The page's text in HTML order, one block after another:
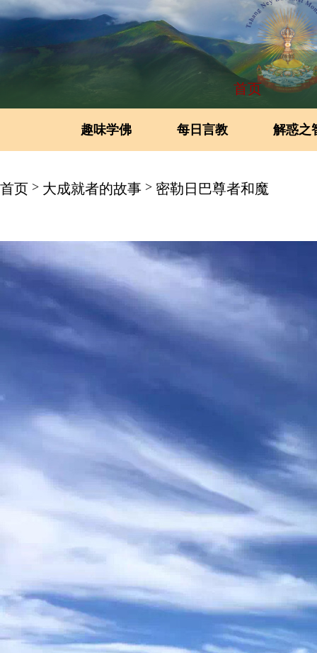
首页
趣味学佛 每日言教 解惑之
首页 > 大成就者的故事 > 密勒日巴尊者和魔